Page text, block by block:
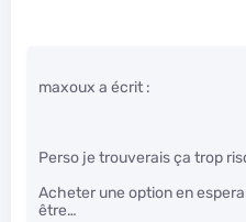
maxoux a écrit :
Perso je trouverais ça trop
Acheter une option en
être…